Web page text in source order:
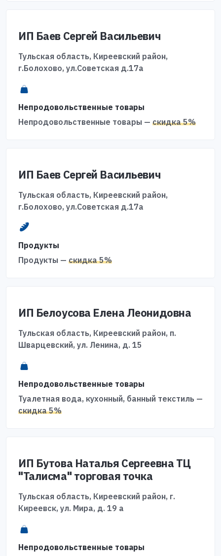
ИП Баев Сергей Васильевич
Тульская область, Киреевский район,
г.Болохово, ул.Советская д.17а
Непродовольственные товары
Непродовольственные товары — скидка 5%
ИП Баев Сергей Васильевич
Тульская область, Киреевский район,
г.Болохово, ул.Советская д.17а
Продукты
Продукты — скидка 5%
ИП Белоусова Елена Леонидовна
Тульская область, Киреевский район, п.
Шварцевский, ул. Ленина, д. 15
Непродовольственные товары
Туалетная вода, кухонный, банный текстиль —
скидка 5%
ИП Бутова Наталья Сергеевна ТЦ
"Талисма" торговая точка
Тульская область, Киреевский район, г.
Киреевск, ул. Мира, д. 19 а
Непродовольственные товары